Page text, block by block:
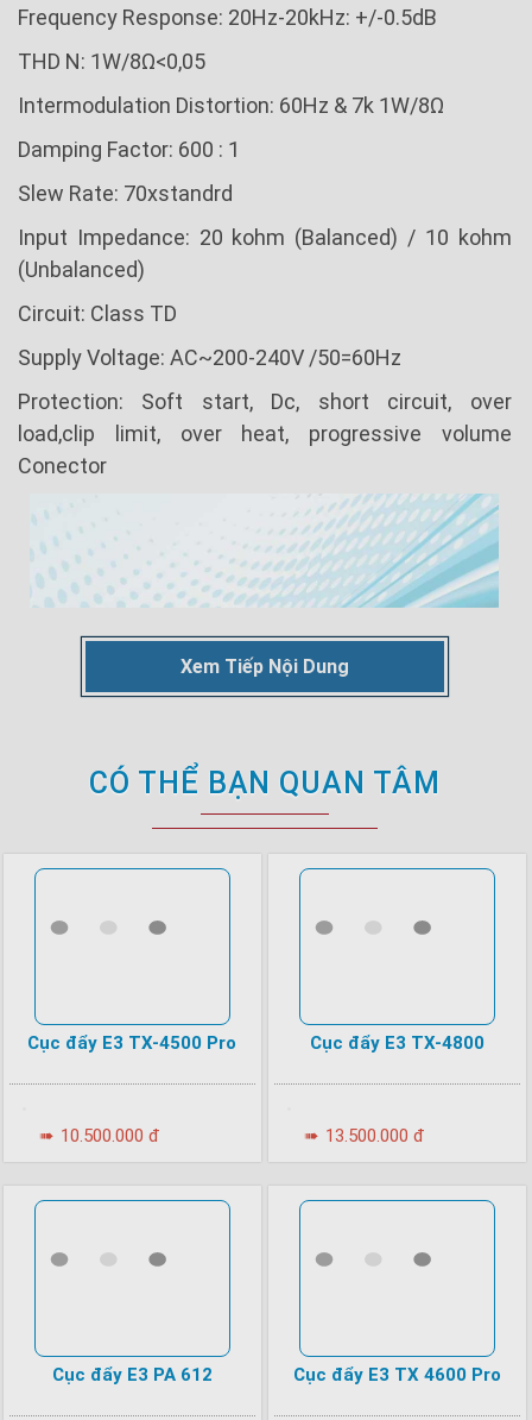
Frequency Response: 20Hz-20kHz: +/-0.5dB
THD N: 1W/8Ω<0,05
Intermodulation Distortion: 60Hz & 7k 1W/8Ω
Damping Factor: 600 : 1
Slew Rate: 70xstandrd
Input Impedance: 20 kohm (Balanced) / 10 kohm
(Unbalanced)
Circuit: Class TD
Supply Voltage: AC~200-240V /50=60Hz
Protection: Soft start, Dc, short circuit, over
load,clip limit, over heat, progressive volume
Conector
Xem Tiếp Nội Dung
CÓ THỂ BẠN QUAN TÂM
Cục đẩy E3 TX-4500 Pro
➠ 10.500.000 đ
Cục đẩy E3 TX-4800
➠ 13.500.000 đ
Cục đẩy E3 PA 612 Cục đẩy E3 TX 4600 Pro